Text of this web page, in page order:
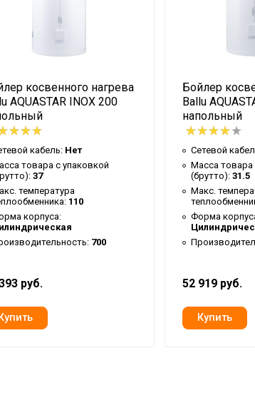
косвенного нагрева
AQUASTAR INOX 200
кабель: Нет
товара с упаковкой
37
температура
110
корпуса:
700
руб.
Бойлер
Ballu
напольный
Сетевой
Масса товара
(брутто): 31.5
Макс.
Форма
52 919 руб.